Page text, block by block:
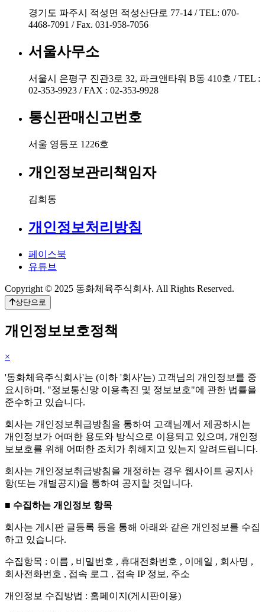
경기도 파주시 적성면 적성산단로 77-14 / TEL: 070-
4468-7091 / Fax. 031-958-7056
서울사무소
서울시 은평구 진관3로 32, 파크앤타워 B동 410호 / TEL :
02-353-9923 / FAX : 02-353-9928
통신판매신고번호
서울 영등포 1226호
개인정보관리책임자
김희동
개인정보처리방침
페이스북
유튜브
Copyright © 2025 동화체육주식회사. All Rights Reserved.
상단으로
개인정보보호정책
×
'동화체육주식회사'는 (이하 '회사'는) 고객님의 개인정보를 중
요시하며, "정보통신망 이용촉진 및 정보보호"에 관한 법률을
준수하고 있습니다.
회사는 개인정보취급방침을 통하여 고객님께서 제공하시는
개인정보가 어떠한 용도와 방식으로 이용되고 있으며, 개인정
보보호를 위해 어떠한 조치가 취해지고 있는지 알려드립니다.
회사는 개인정보취급방침을 개정하는 경우 웹사이트 공지사
항(또는 개별공지)을 통하여 공지할 것입니다.
■ 수집하는 개인정보 항목
회사는 게시판 글등록 등을 통해 아래와 같은 개인정보를 수집
하고 있습니다.
수집항목 : 이름 , 비밀번호 , 휴대전화번호 , 이메일 , 회사명 ,
회사전화번호 , 접속 로그 , 접속 IP 정보, 주소
개인정보 수집방법 : 홈페이지(게시판이용)